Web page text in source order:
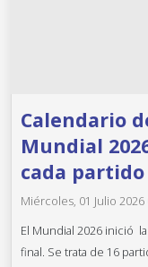
Calendario
Mundial
cada partido
Miércoles, 01 Julio 2026
El Mundial 2026 inició
final. Se trata de 16